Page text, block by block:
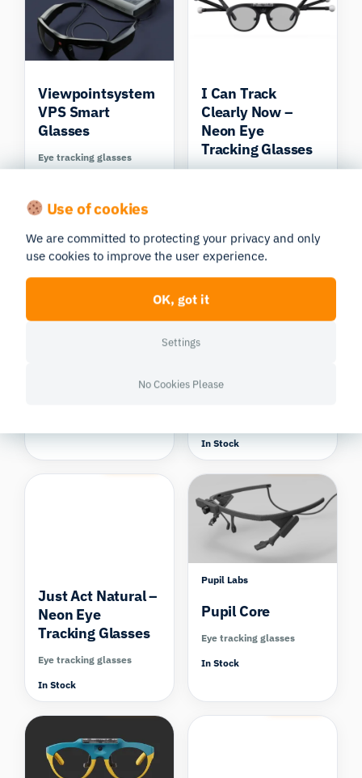
Viewpointsystem
VPS Smart
Glasses
Eye tracking glasses
I Can Track
Clearly Now –
Neon Eye
Tracking Glasses
Compare
Glasses
In Stock
Just Act Natural –
Neon Eye
Tracking Glasses
Eye tracking glasses
In Stock
Pupil Labs
Pupil Core
Eye tracking glasses
In Stock
Use of cookies
We are committed to protecting your privacy and only
use cookies to improve the user experience.
OK, got it
Settings
No Cookies Please